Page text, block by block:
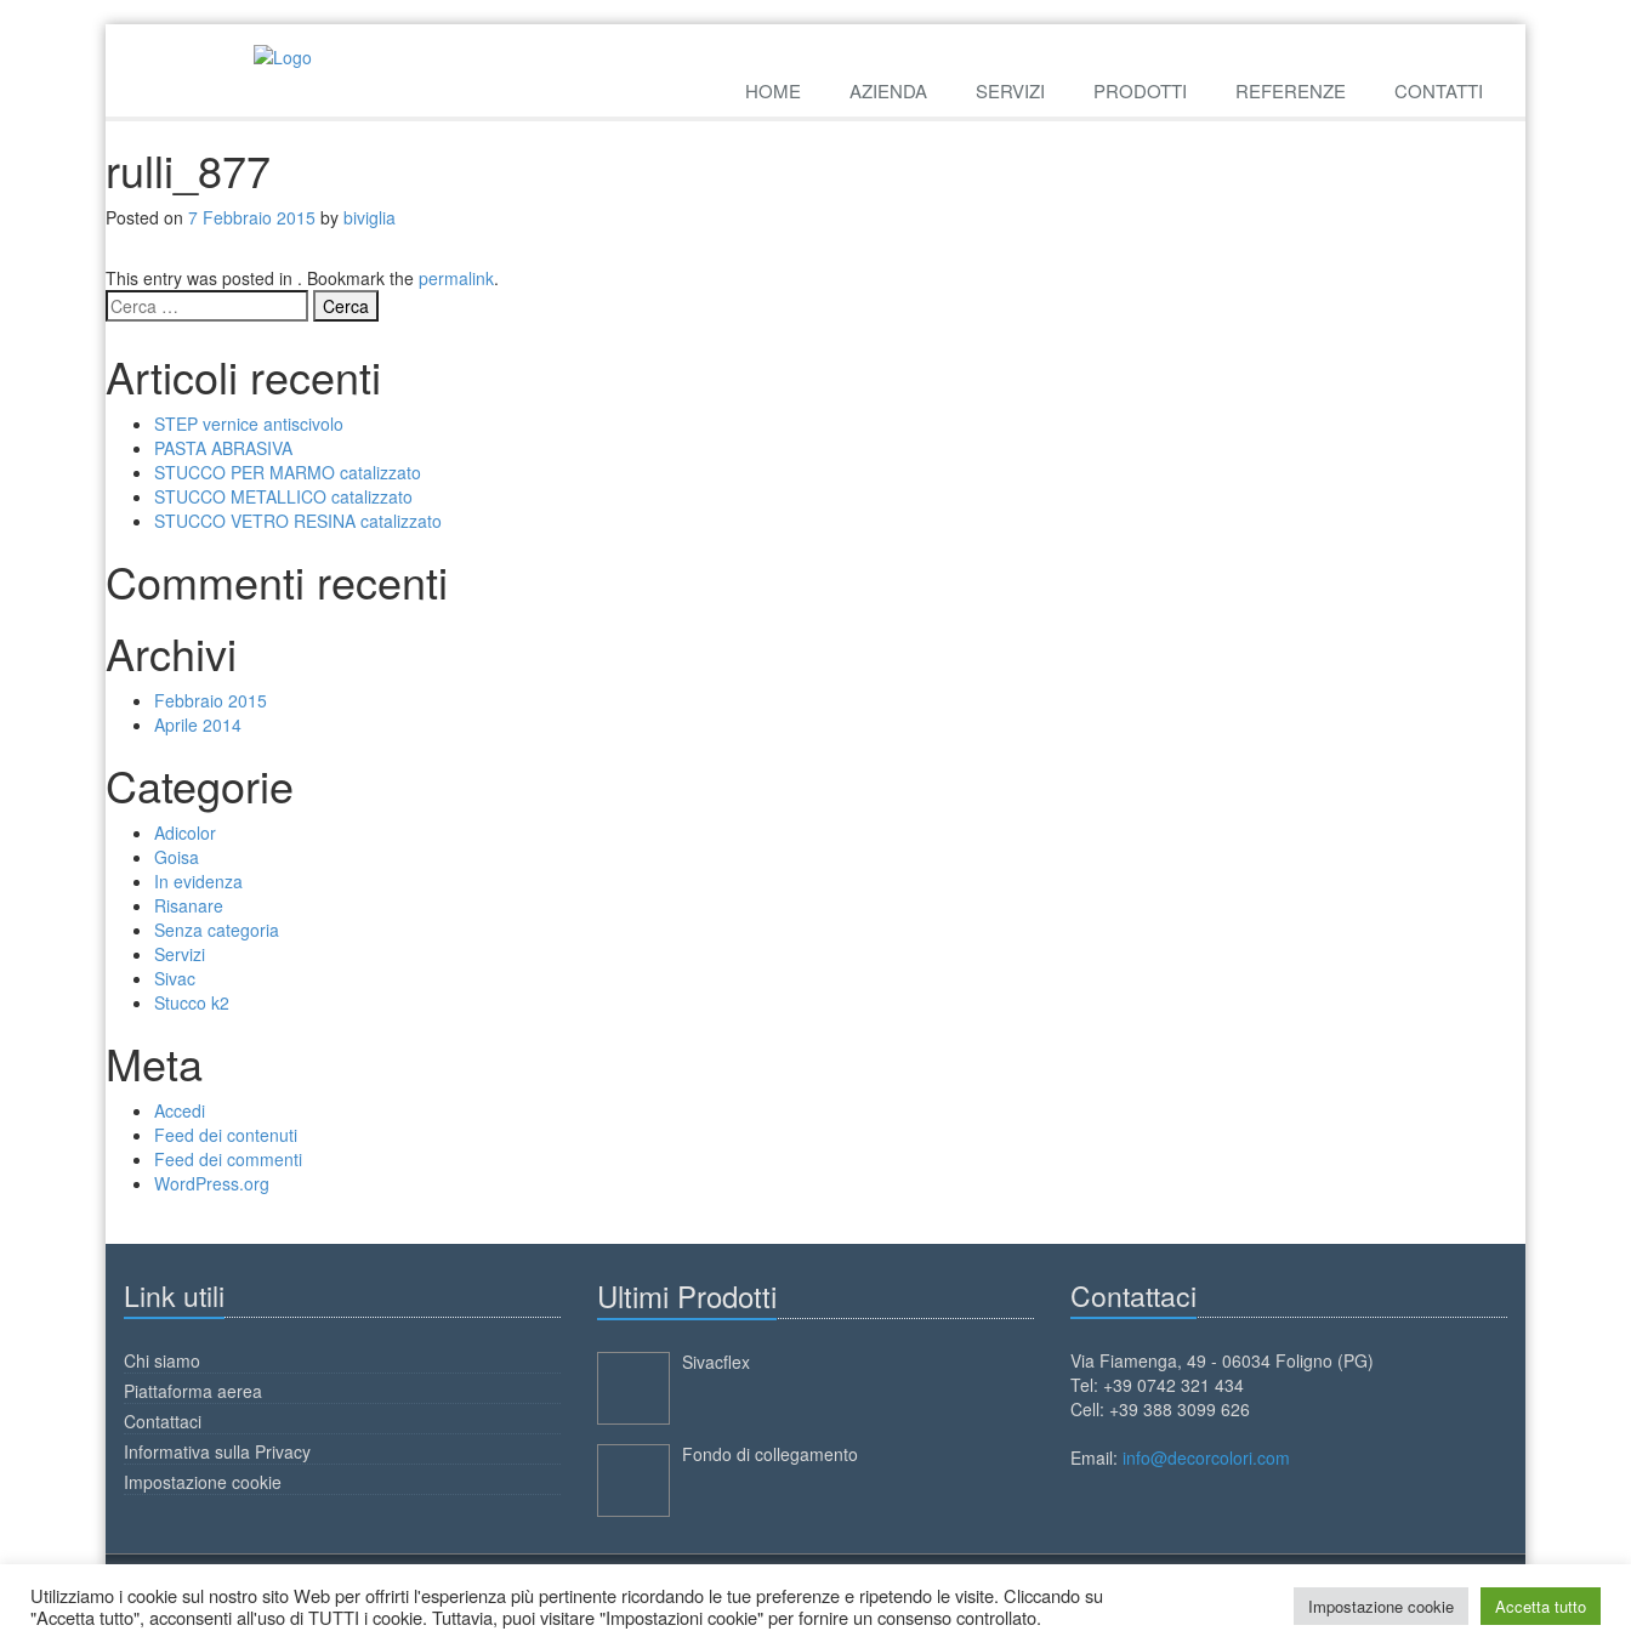
HOME AZIENDA SERVIZI PRODOTTI REFERENZE CONTATTI
rulli_877
Posted on 7 Febbraio 2015 by biviglia
This entry was posted in . Bookmark the permalink.
Ricerca
per:
Articoli recenti
STEP vernice antiscivolo
PASTA ABRASIVA
STUCCO PER MARMO catalizzato
STUCCO METALLICO catalizzato
STUCCO VETRO RESINA catalizzato
Commenti recenti
Archivi
Febbraio 2015
Aprile 2014
Categorie
Adicolor
Goisa
In evidenza
Risanare
Senza categoria
Servizi
Sivac
Stucco k2
Meta
Accedi
Feed dei contenuti
Feed dei commenti
WordPress.org
Link utili
Chi siamo
Piattaforma aerea
Contattaci
Informativa sulla Privacy
Impostazione cookie
Ultimi Prodotti
Sivacflex
Fondo di collegamento
Contattaci
Via Fiamenga, 49 - 06034 Foligno (PG)
Tel: +39 0742 321 434
Cell: +39 388 3099 626
Email: info@decorcolori.com
2026 © Decor Colori - All Rights Reserved.
Utilizziamo i cookie sul nostro sito Web per offrirti l'esperienza più pertinente ricordando le tue preferenze e ripetendo le visite. Cliccando su
"Accetta tutto", acconsenti all'uso di TUTTI i cookie. Tuttavia, puoi visitare "Impostazioni cookie" per fornire un consenso controllato.
Impostazione cookie Accetta tutto